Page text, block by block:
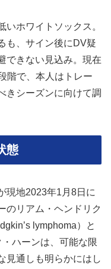
ホワイトソックス。
も、サイン後にDV疑
できない見込み。現在
階で、本人はトレー
きシーズンに向けて調
態
現地2023年1月8日に
のリアム・ヘンドリク
lymphoma）と
ハーンは、可能な限
見通しも明らかにはし